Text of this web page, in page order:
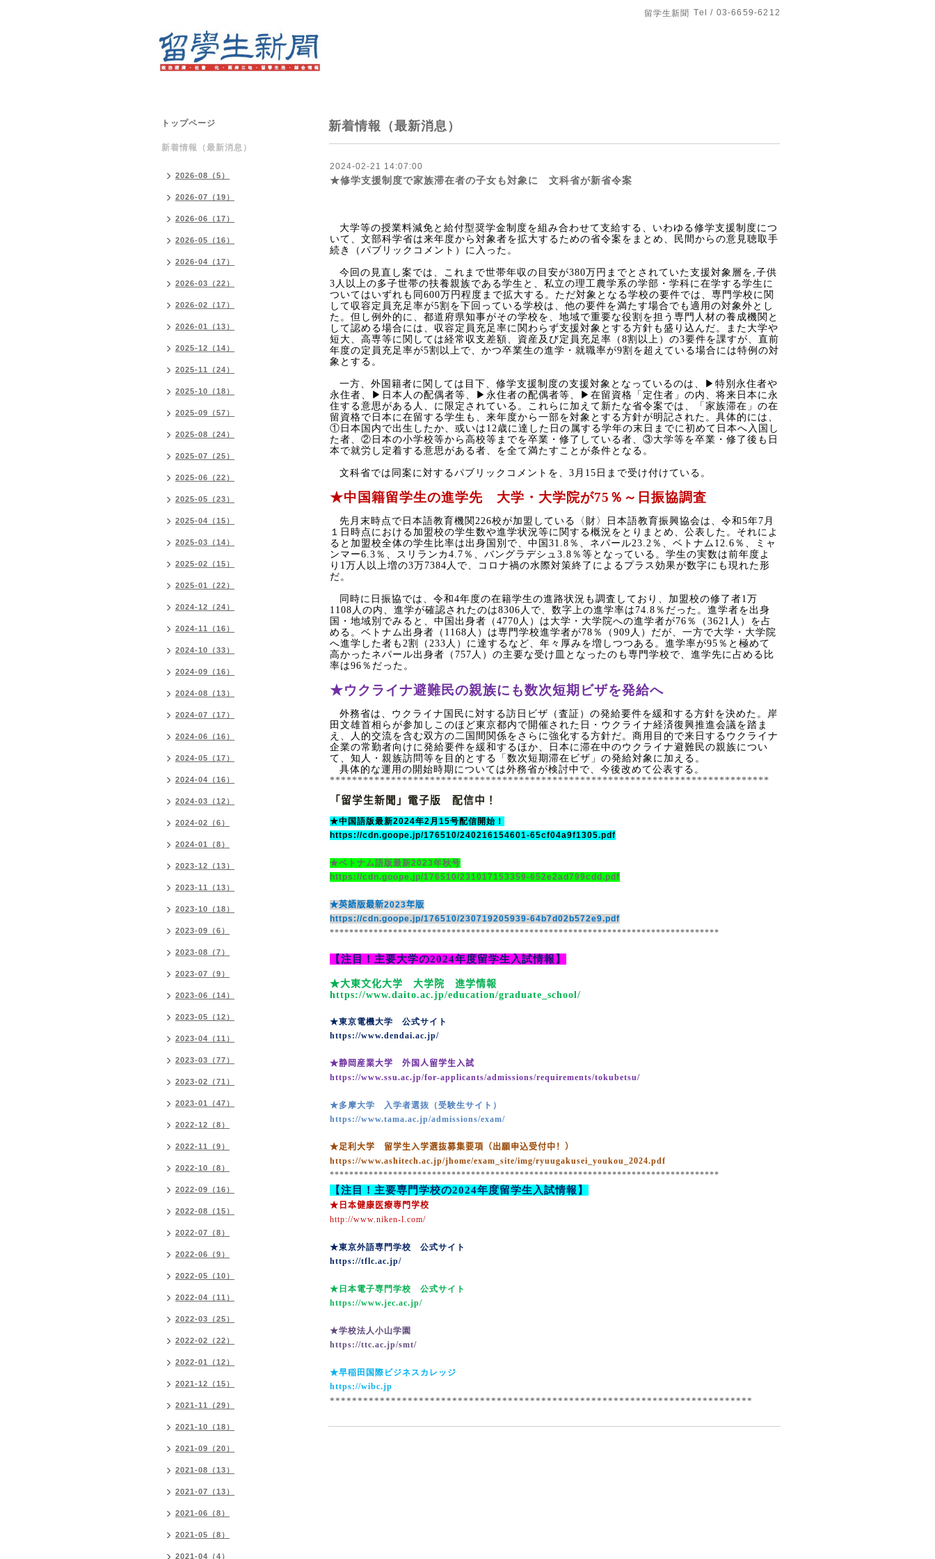
留学生新聞 Tel / 03-6659-6212
新着情報（最新消息）
2024-02-21 14:07:00
★修学支援制度で家族滞在者の子女も対象に 文科省が新省令案
大学等の授業料減免と給付型奨学金制度を組み合わせて支給する、いわゆる修学支援制度につ
いて、文部科学省は来年度から対象者を拡大するための省令案をまとめ、民間からの意見聴取手
続き（パブリックコメント）に入った。
今回の見直し案では、これまで世帯年収の目安が380万円までとされていた支援対象層を ,子供
3 人以上の多子世帯の扶養親族である学生と、私立の理工農学系の学部・学科に在学する学生に
ついてはいずれも同 600万円程度まで拡大する。ただ対象となる学校の要件では、専門学校に関
して収容定員充足率が5割を下回っている学校は、他の要件を満たす場合でも適用の対象外とし
た。但し例外的に、都道府県知事がその学校を、地域で重要な役割を担う専門人材の養成機関と
して認める場合には、収容定員充足率に関わらず支援対象とする方針も盛り込んだ。また大学や
短大、高専等に関しては経常収支差額、資産及び定員充足率（ 8割以上）の3要件を課すが、直前
年度の定員充足率が5割以上で、かつ卒業生の進学・就職率が9割を超えている場合には特例の対
象とする。
一方、外国籍者に関しては目下、修学支援制度の支援対象となっているのは、▶特別永住者や
永住者、▶日本人の配偶者等、▶永住者の配偶者等、▶在留資格「定住者」の内、将来日本に永
住する意思がある人、に限定されている。これらに加えて新たな省令案では、「家族滞在」の在
留資格で日本に在留する学生も、来年度から一部を対象とする方針が明記された。具体的には、
①日本国内で出生したか、或いは 12歳に達した日の属する学年の末日までに初めて日本へ入国し
た者、②日本の小学校等から高校等までを卒業・修了している者、③大学等を卒業・修了後も日
本で就労し定着する意思がある者、を全て満たすことが条件となる。
文科省では同案に対するパブリックコメントを、 3 月 15 日まで受け付けている。
★中国籍留学生の進学先 大学・大学院が75 ％～日振協調査
先月末時点で日本語教育機関226校が加盟している〈財〉日本語教育振興協会は、令和 5年7 月
１日時点における加盟校の学生数や進学状況等に関する概況をとりまとめ、公表した。それによ
ると加盟校全体の学生比率は出身国別で、中国 31.8 ％、ネパール23.2 ％、ベトナム 12.6 ％、ミャ
ンマー6.3 ％、スリランカ 4.7 ％、バングラデシュ 3.8 ％等となっている。学生の実数は前年度よ
り 1万人以上増の3万7384 人で、コロナ禍の水際対策終了によるプラス効果が数字にも現れた形
だ。
同時に日振協では、令和 4年度の在籍学生の進路状況も調査しており、加盟校の修了者1万
1108 人の内、進学が確認されたのは8306 人で、数字上の進学率は 74.8 ％だった。進学者を出身
国・地域別でみると、中国出身者（ 4770 人）は大学・大学院への進学者が76 ％（ 3621 人）を占
める。ベトナム出身者（ 1168 人）は専門学校進学者が78 ％（ 909 人）だが、一方で大学・大学院
へ進学した者も 2割（ 233 人）に達するなど、年々厚みを増しつつある。進学率が95 ％と極めて
高かったネパール出身者（ 757 人）の主要な受け皿となったのも専門学校で、進学先に占める比
率は96 ％だった。
★ウクライナ避難民の親族にも数次短期ビザを発給へ
外務省は、ウクライナ国民に対する訪日ビザ（査証）の発給要件を緩和する方針を決めた。岸
田文雄首相らが参加しこのほど東京都内で開催された日・ウクライナ経済復興推進会議を踏ま
え、人的交流を含む双方の二国間関係をさらに強化する方針だ。商用目的で来日するウクライナ
企業の常勤者向けに発給要件を緩和するほか、日本に滞在中のウクライナ避難民の親族につい
て、知人・親族訪問等を目的とする「数次短期滞在ビザ」の発給対象に加える。
具体的な運用の開始時期については外務省が検討中で、今後改めて公表する。
*******************************************************************************
「留学生新聞」電子版 配信中！
★中国語版最新2024年2月 15号配信開始！
https://cdn.goope.jp/176510/240216154601-65cf04a9f1305.pdf
★ベトナム語版最新2023年秋号
https://cdn.goope.jp/176510/231017153359-652e2ad799cdd.pdf
★英語版最新2023年版
https://cdn.goope.jp/176510/230719205939-64b7d02b572e9.pdf
********************************************************************************
【注目！主要大学の2024年度留学生入試情報】
★大東文化大学 大学院 進学情報
https://www.daito.ac.jp/education/graduate_school/
★東京電機大学 公式サイト
https://www.dendai.ac.jp/
★静岡産業大学 外国人留学生入試
https://www.ssu.ac.jp/for-applicants/admissions/requirements/tokubetsu/
★多摩大学 入学者選抜（受験生サイト）
https://www.tama.ac.jp/admissions/exam/
★足利大学 留学生入学選抜募集要項（出願申込受付中！）
https://www.ashitech.ac.jp/jhome/exam_site/img/ryuugakusei_youkou_2024.pdf
********************************************************************************
【注目！主要専門学校の2024年度留学生入試情報】
★日本健康医療専門学校
http://www.niken-l.com/
★東京外語専門学校 公式サイト
https://tflc.ac.jp/
★日本電子専門学校 公式サイト
https://www.jec.ac.jp/
★学校法人小山学園
https://ttc.ac.jp/smt/
★早稲田国際ビジネスカレッジ
https://wibc.jp
****************************************************************************
トップページ
新着情報（最新消息）
2026-08（5）
2026-07（19）
2026-06（17）
2026-05（16）
2026-04（17）
2026-03（22）
2026-02（17）
2026-01（13）
2025-12（14）
2025-11（24）
2025-10（18）
2025-09（57）
2025-08（24）
2025-07（25）
2025-06（22）
2025-05（23）
2025-04（15）
2025-03（14）
2025-02（15）
2025-01（22）
2024-12（24）
2024-11（16）
2024-10（33）
2024-09（16）
2024-08（13）
2024-07（17）
2024-06（16）
2024-05（17）
2024-04（16）
2024-03（12）
2024-02（6）
2024-01（8）
2023-12（13）
2023-11（13）
2023-10（18）
2023-09（6）
2023-08（7）
2023-07（9）
2023-06（14）
2023-05（12）
2023-04（11）
2023-03（77）
2023-02（71）
2023-01（47）
2022-12（8）
2022-11（9）
2022-10（8）
2022-09（16）
2022-08（15）
2022-07（8）
2022-06（9）
2022-05（10）
2022-04（11）
2022-03（25）
2022-02（22）
2022-01（12）
2021-12（15）
2021-11（29）
2021-10（18）
2021-09（20）
2021-08（13）
2021-07（13）
2021-06（8）
2021-05（8）
2021-04（4）